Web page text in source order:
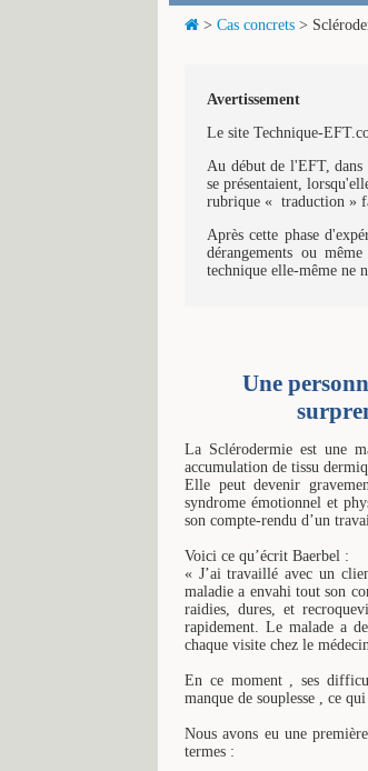
> Cas concrets >
Avertissement
Le site Technique-
Au début de l'EFT, dans
se présentaient,
rubrique « traduction »
Après cette phase
dérangements ou
technique elle-même ne
Une
La Sclérodermie est une
accumulation de tissu
Elle peut devenir
syndrome émotionnel et
son compte-rendu d’un
Voici ce qu’écrit Baerbel :
« J’ai travaillé avec un
maladie a envahi tout son
raidies, dures, et
rapidement. Le malade a
chaque visite chez le
En ce moment , ses
manque de souplesse , ce
Nous avons eu une
termes :